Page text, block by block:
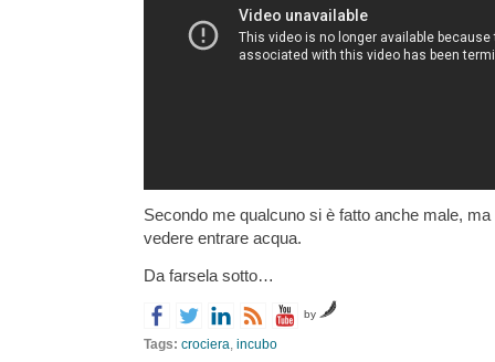
Secondo me qualcuno si è fatto anche male,
vedere entrare acqua.
Da farsela sotto…
by
Tags: crociera incubo